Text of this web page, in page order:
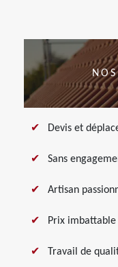
Devis et
Sans
Artisan
Prix imbattable
Travail de